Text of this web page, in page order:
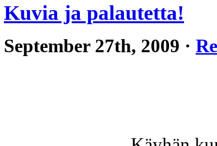
Kuvia ja palautetta!
September 27th, 2009 ·